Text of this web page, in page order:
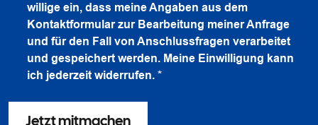
willige ein, dass meine Angaben aus dem
Kontaktformular zur Bearbeitung meiner Anfrage
und für den Fall von Anschlussfragen verarbeitet
und gespeichert werden. Meine Einwilligung kann
ich jederzeit widerrufen.*